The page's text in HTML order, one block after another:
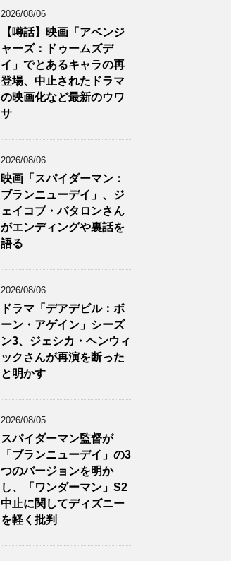
2026/08/06
【噂話】映画「アベンジ
ャーズ：ドゥームズデ
イ」でとあるキャラの再
登場、中止されたドラマ
の映画化など最新のウワ
サ
2026/08/06
映画「スパイダーマン：
ブランニューデイ」、ジ
ェイコブ・バタロンさん
がエンディングや裏話を
語る
2026/08/06
ドラマ「デアデビル：ボ
ーン・アゲイン」シーズ
ン3、ジェシカ・ヘンウィ
ックさんが再演を断った
と明かす
2026/08/05
スパイダーマン監督が
「ブランニューデイ」の3
つのバージョンを明か
し、「ワンダーマン」S2
中止に関してディズニー
を軽く批判